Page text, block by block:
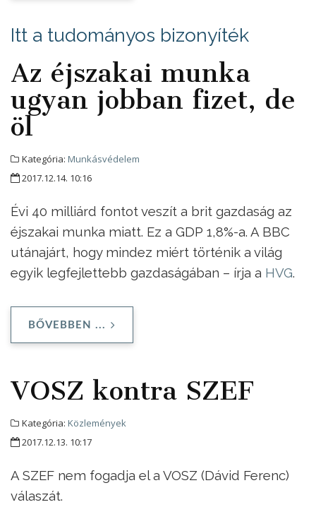
Itt a tudományos bizonyíték
Az éjszakai munka
ugyan jobban fizet, de
öl
Kategória: Munkásvédelem
2017.12.14. 10:16
Évi 40 milliárd fontot veszít a brit gazdaság az
éjszakai munka miatt. Ez a GDP 1,8%-a. A BBC
utánajárt, hogy mindez miért történik a világ
egyik legfejlettebb gazdaságában – írja a HVG.
BŐVEBBEN ...
VOSZ kontra SZEF
Kategória: Közlemények
2017.12.13. 10:17
A SZEF nem fogadja el a VOSZ (Dávid Ferenc)
válaszát.